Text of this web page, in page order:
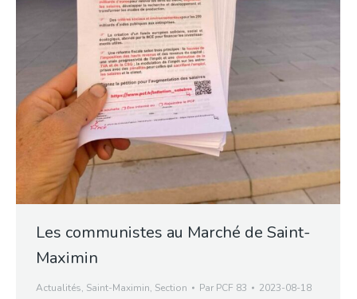
Les communistes au Marché de Saint-
Maximin
Actualités, Saint-Maximin, Section Par PCF 83 2023-08-18